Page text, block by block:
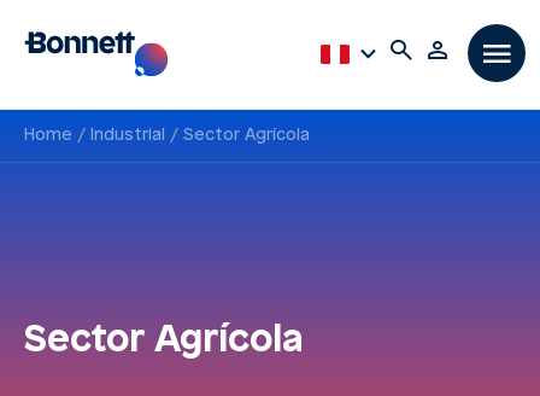
Home Industrial Sector Agrícola
Sector Agrícola